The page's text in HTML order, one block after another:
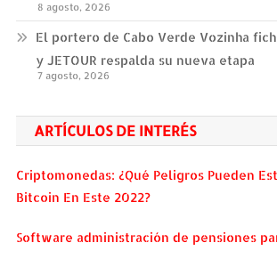
8 agosto, 2026
El portero de Cabo Verde Vozinha
y JETOUR respalda su nueva etapa
7 agosto, 2026
ARTÍCULOS DE INTERÉS
Criptomonedas: ¿Qué Peligros Pueden
Bitcoin En Este 2022?
Software administración de pensiones